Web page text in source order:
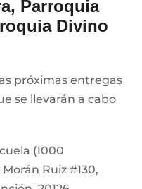
Parroquia
Divino
próximas entregas
se llevarán a cabo
(1000
Ruiz #130,